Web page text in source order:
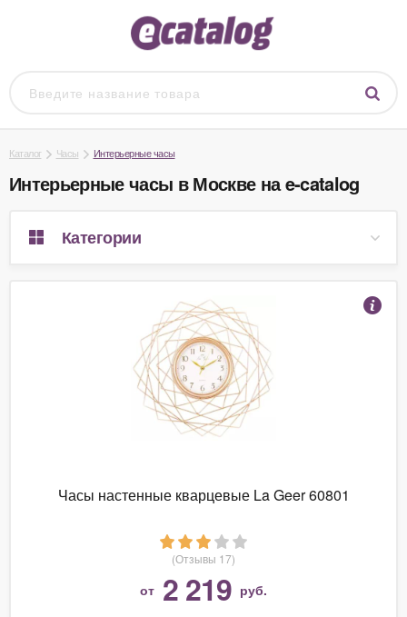
Каталог Часы Интерьерные часы
Интерьерные часы в Москве на e-catalog
Категории
Часы настенные кварцевые La Geer 60801
(Отзывы 17)
от 2 219 руб.